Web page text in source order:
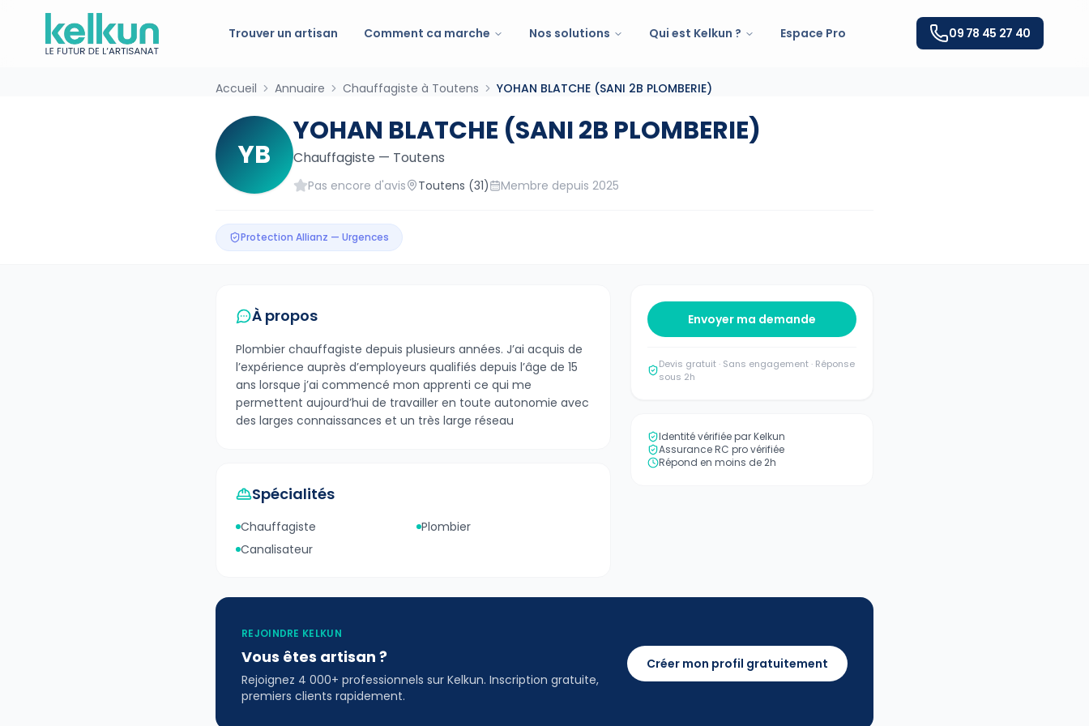
Trouver un artisan Comment ca marche Nos solutions Qui est Kelkun ? Espace Pro 09 78 45 27 40
Accueil Annuaire Chauffagiste à Toutens YOHAN BLATCHE (SANI 2B PLOMBERIE)
YB
YOHAN BLATCHE (SANI 2B PLOMBERIE)
Chauffagiste — Toutens
Pas encore d'avis Toutens (31) Membre depuis 2025
Protection Allianz — Urgences
À propos
Plombier chauffagiste depuis plusieurs années. J’ai acquis de
l’expérience auprès d’employeurs qualifiés depuis l’âge de 15
ans lorsque j’ai commencé mon apprenti ce qui me
permettent aujourd’hui de travailler en toute autonomie avec
des larges connaissances et un très large réseau
Spécialités
Chauffagiste
Plombier
Canalisateur
Envoyer ma demande
Devis gratuit · Sans engagement · Réponse
sous 2h
Identité vérifiée par Kelkun
Assurance RC pro vérifiée
Répond en moins de 2h
REJOINDRE KELKUN
Vous êtes artisan ?
Rejoignez 4 000+ professionnels sur Kelkun. Inscription gratuite,
premiers clients rapidement.
Créer mon profil gratuitement